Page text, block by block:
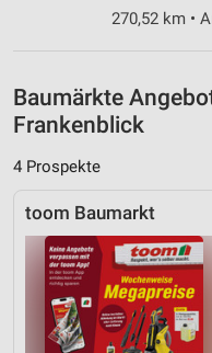
270,52 km •
Baumärkte
Frankenblick
4 Prospekte
toom Baumarkt
IAB-Besonderheiten:
Geräte anhand von aktiv
Informationen
Notwendig
Performance
Funktional
Werbung